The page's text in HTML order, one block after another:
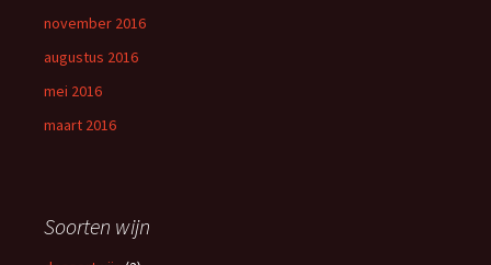
november 2016
augustus 2016
mei 2016
maart 2016
Soorten wijn